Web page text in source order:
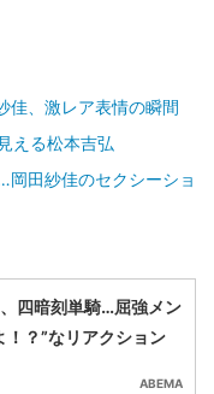
佳、激レア表情の瞬間
える松本吉弘
岡田紗佳のセクシーショ
、四暗刻単騎…屈強メン
！？”なリアクション
ABEMA